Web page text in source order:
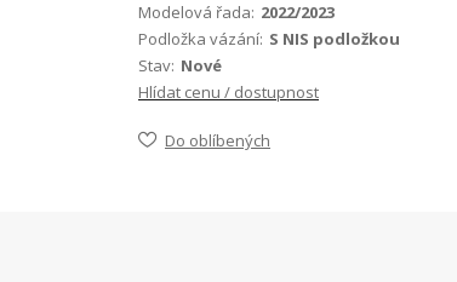
Modelová řada: 2022/2023
Podložka vázání: S NIS podložkou
Stav: Nové
Hlídat cenu / dostupnost
Do oblíbených